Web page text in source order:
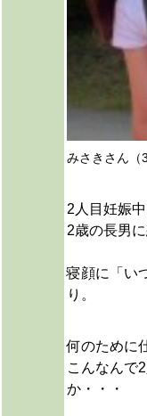
みさきさん
2人目妊娠中
2歳の長男
寝顔に「い
り。
何のために
こんなんで
か・・・